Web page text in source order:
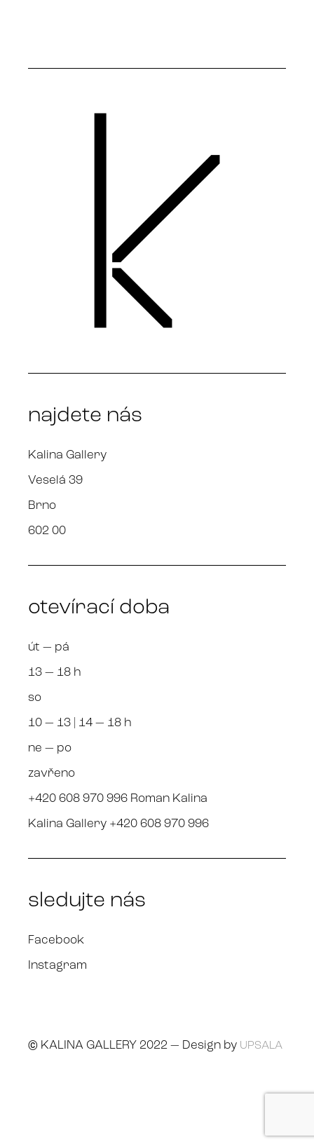
najdete nás
Kalina Gallery
Veselá 39
Brno
602 00
otevírací doba
út — pá
13 — 18 h
so
10 — 13 | 14 — 18 h
ne — po
zavřeno
+420 608 970 996 Roman Kalina
Kalina Gallery +420 608 970 996
sledujte nás
Facebook
Instagram
© KALINA GALLERY 2022 — Design by UPSALA